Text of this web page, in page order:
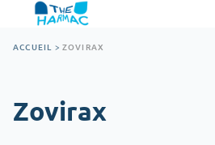
ACCUEIL > ZOVIRAX
Zovirax